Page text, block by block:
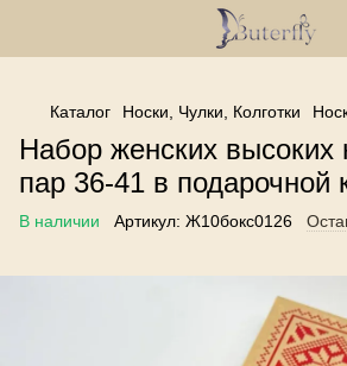
------------------------------------------------
Каталог Носки, Чулки, Колготки
Набор женских высоких
пар 36-41 в подарочной
В наличии Артикул: Ж10бокс0126